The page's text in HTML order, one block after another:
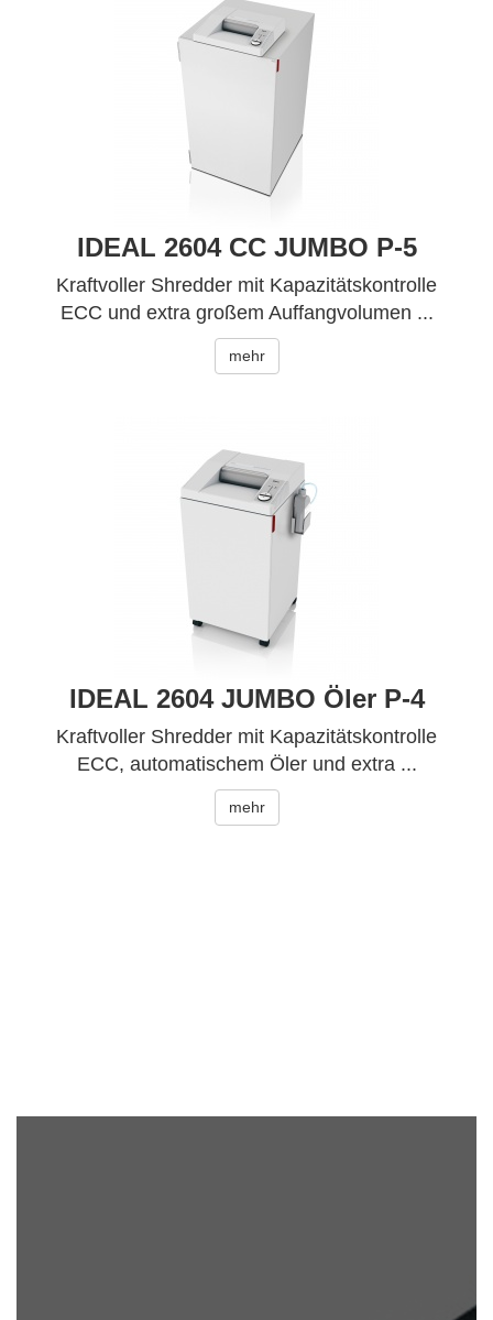
IDEAL 2604 CC JUMBO P-5
Kraftvoller Shredder mit Kapazitätskontrolle
ECC und extra großem Auffangvolumen ...
mehr
IDEAL 2604 JUMBO Öler P-4
Kraftvoller Shredder mit Kapazitätskontrolle
ECC, automatischem Öler und extra ...
mehr